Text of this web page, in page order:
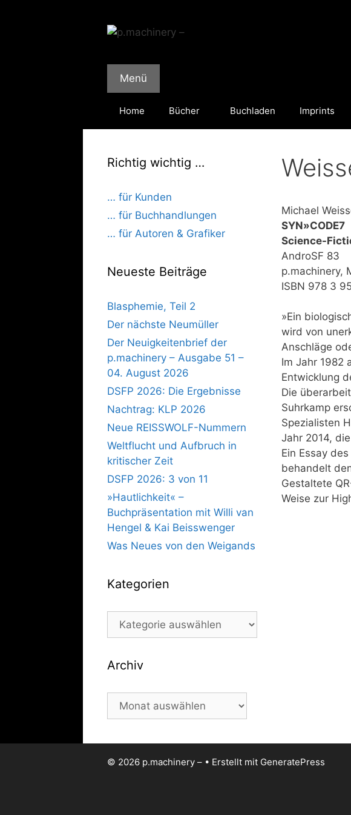
Menü
Home Bücher Buchladen Imprints
Michael
SYN»CODE7
Science-
AndroSF 83
p.machinery,
ISBN 978 3
»Ein
wird von
Anschläge
Im Jahr 1982
Entwicklung
Die
Suhrkamp
Spezialisten
Jahr 2014,
Ein Essay
behandelt
Gestaltete
Weise zur
Richtig wichtig …
… für Kunden
… für Buchhandlungen
… für Autoren & Grafiker
Neueste Beiträge
Blasphemie, Teil 2
Der nächste Neumüller
Der Neuigkeitenbrief der
p.machinery – Ausgabe 51 –
04. August 2026
DSFP 2026: Die Ergebnisse
Nachtrag: KLP 2026
Neue REISSWOLF-Nummern
Weltflucht und Aufbruch in
kritischer Zeit
DSFP 2026: 3 von 11
»Hautlichkeit« –
Buchpräsentation mit Willi van
Hengel & Kai Beisswenger
Was Neues von den Weigands
Kategorien
Kategorien
Archiv
Archiv
© 2026 p.machinery – • Erstellt mit GeneratePress